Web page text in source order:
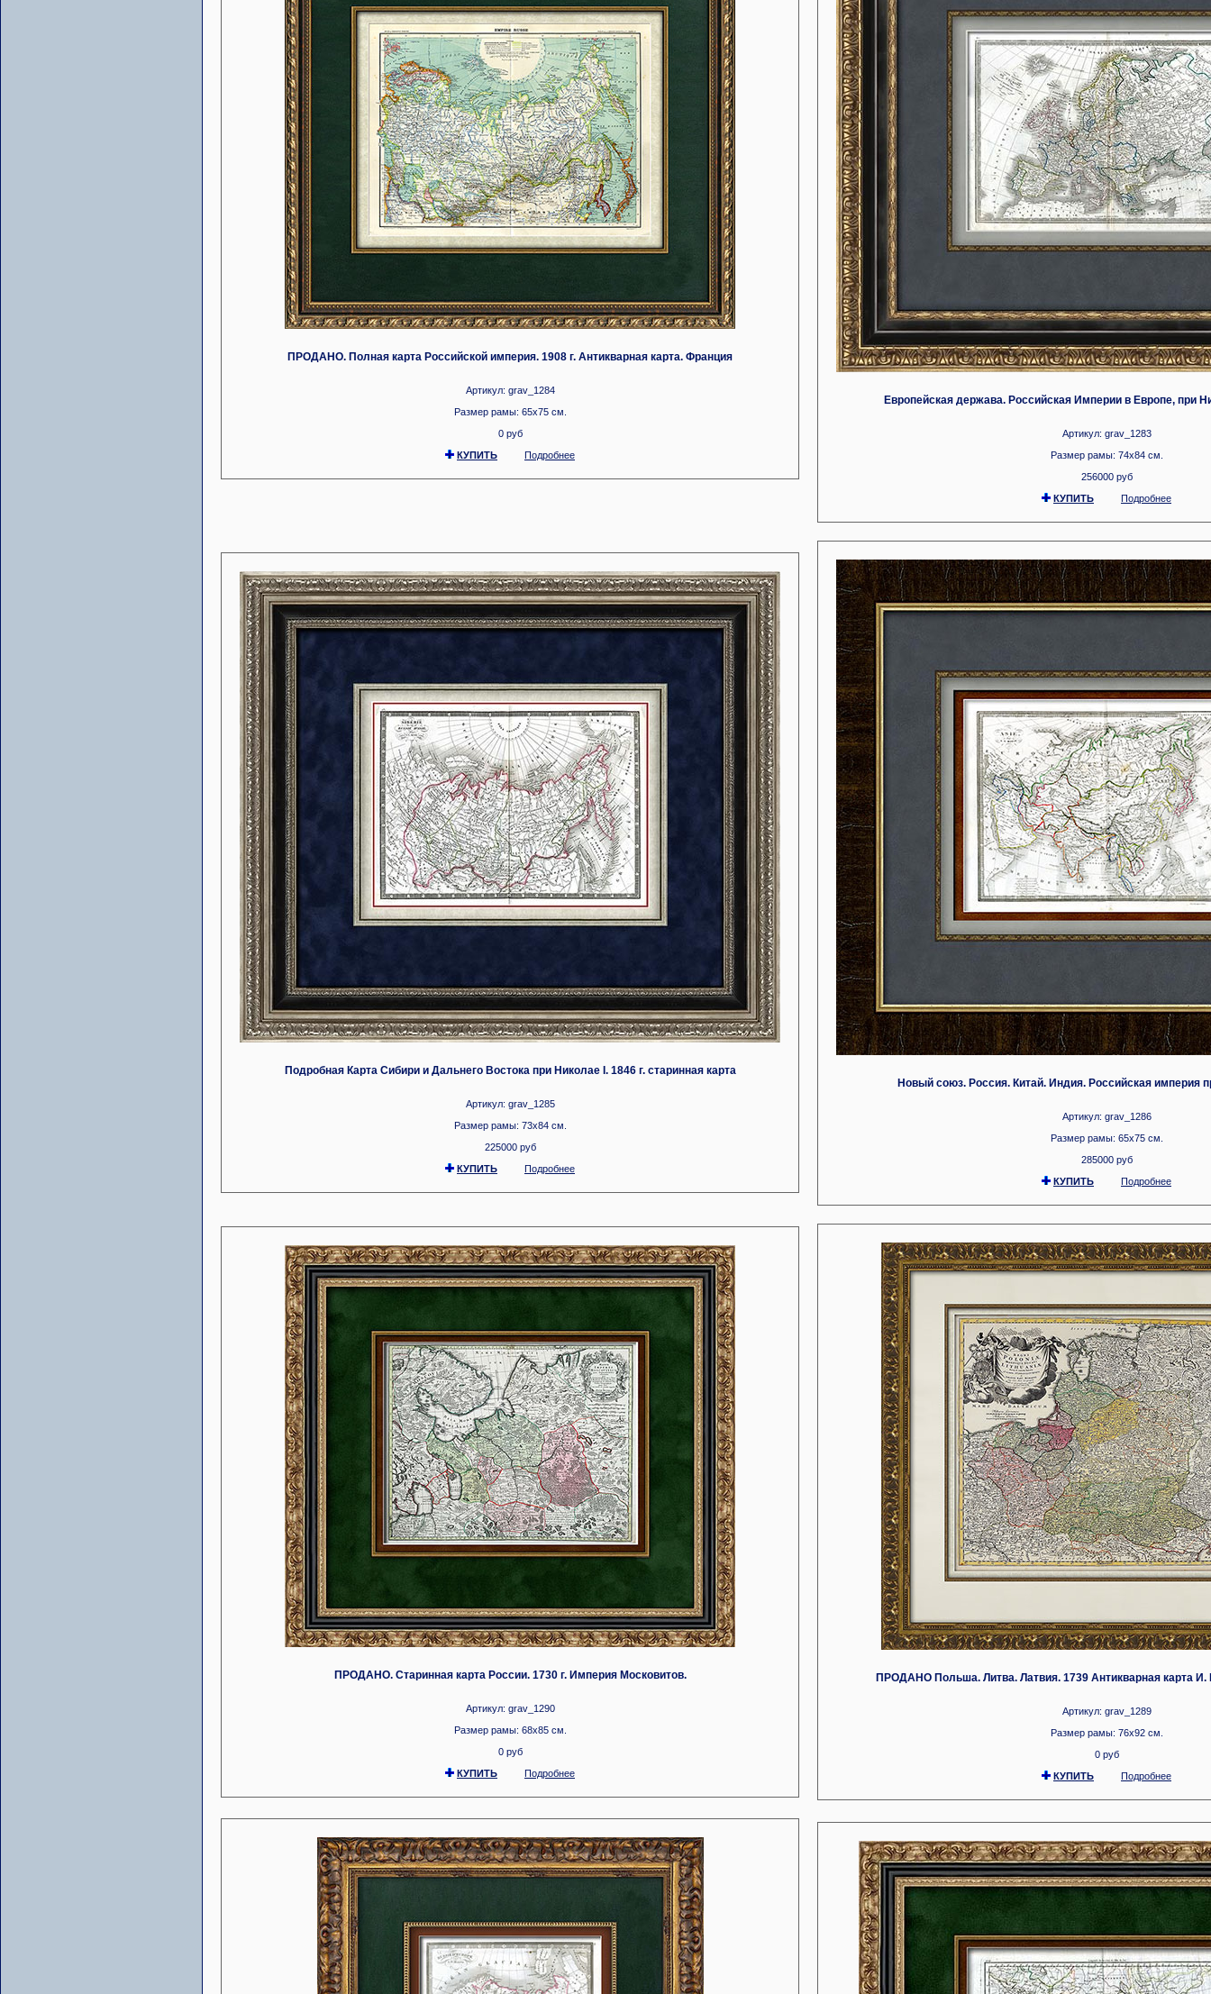
ПРОДАНО. Полная карта Российской империя. 1908 г. Антикварная карта. Франция
Артикул: grav_1284
Размер рамы: 65x75 см.
0 руб
КУПИТЬ
Подробнее
Европейская держава. Российская Империи в Европе, при
Артикул: grav_1283
Размер рамы: 74x84 см.
256000 руб
КУПИТЬ
Подробнее
Подробная Карта Сибири и Дальнего Востока при Николае I. 1846 г. старинная карта
Артикул: grav_1285
Размер рамы: 73x84 см.
225000 руб
КУПИТЬ
Подробнее
Новый союз. Россия. Китай. Индия. Российская империя
Артикул: grav_1286
Размер рамы: 65x75 см.
285000 руб
КУПИТЬ
Подробнее
ПРОДАНО. Старинная карта России. 1730 г. Империя Московитов.
Артикул: grav_1290
Размер рамы: 68x85 см.
0 руб
КУПИТЬ
Подробнее
ПРОДАНО Польша. Литва. Латвия. 1739 Антикварная карта
Артикул: grav_1289
Размер рамы: 76x92 см.
0 руб
КУПИТЬ
Подробнее